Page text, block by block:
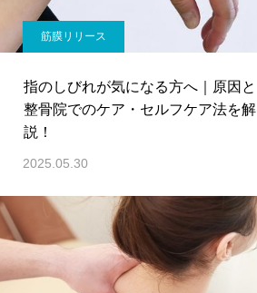
筋膜リリース
指のしびれが気になる方へ｜原因と
整骨院でのケア・セルフケア法を解
説！
2025.05.30